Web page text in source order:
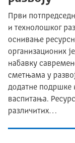
Први
и технолошког
оснивање
организационих
набавку
сметњама у
додатне подршке
васпитања.
различитих…